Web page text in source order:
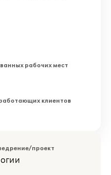
рабочих мест
клиентов
проект